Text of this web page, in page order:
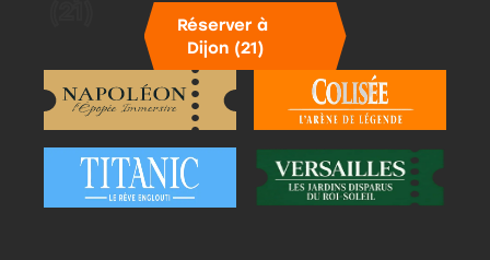
Réserver à
Dijon (21)